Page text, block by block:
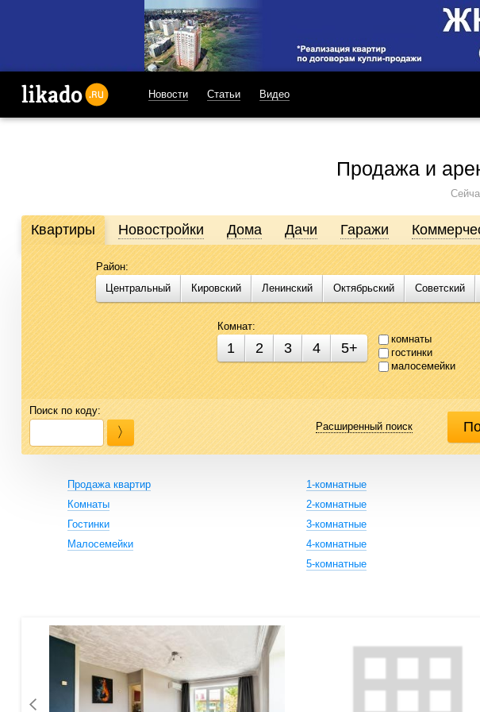
Новости Статьи Видео
Продажа и
Продажа и аренда недвижимости в Омске
Likado.ru – сайт актуальных и достоверных объявлений по недвижимости от
подобрать помещение для бизнеса стало проще. Воспользуйтесь предложениями
Квартиры Новостройки Дома Дачи Гаражи
Район:
Центральный Кировский Ленинский Октябрьский Советский
Комнат:
1 2 3 4 5+
комнаты
гостинки
малосемейки
Поиск по коду:
Расширенный поиск
Продажа квартир
Комнаты
Гостинки
Малосемейки
1-комнатные
2-комнатные
3-комнатные
4-комнатные
5-комнатные